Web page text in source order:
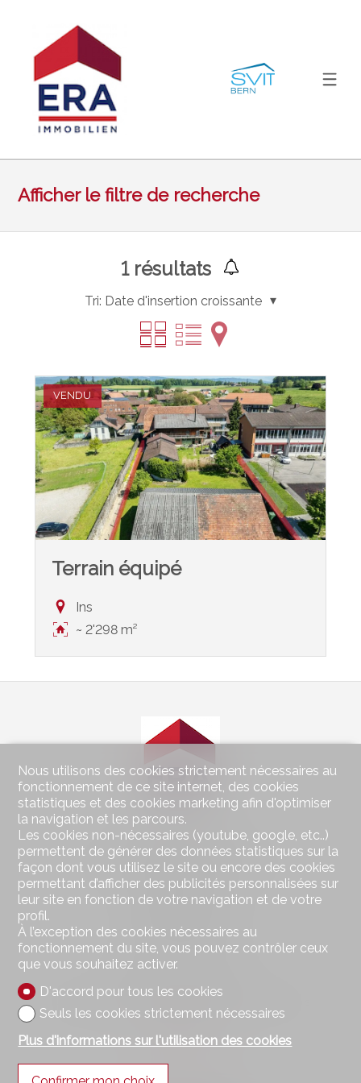
Afficher le filtre de recherche
1résultats
Tri: Date d'insertion croissante
VENDU
Terrain équipé
Ins
~ 2'298 m²
Contactez-nous
Wohnen im Seeland Immobilien GmbH
Hauptstrasse 49
2560 Nidau
032 323 01 04
Fax 032 323 01 06
wohnen@imseeland.ch
Ne laissez aucun bien vous échapper, inscrivez-vous
gratuitement.
S'abonner
Nous utilisons des cookies strictement nécessaires au
fonctionnement de ce site internet, des cookies
statistiques et des cookies marketing afin d'optimiser
la navigation et les parcours.
Les cookies non-nécessaires (youtube, google, etc..)
permettent de générer des données statistiques sur la
façon dont vous utilisez le site ou encore des cookies
permettant d’afficher des publicités personnalisées sur
leur site en fonction de votre navigation et de votre
profil.
À l’exception des cookies nécessaires au
fonctionnement du site, vous pouvez contrôler ceux
que vous souhaitez activer.
D'accord pour tous les cookies
Seuls les cookies strictement nécessaires
Plus d'informations sur l'utilisation des cookies